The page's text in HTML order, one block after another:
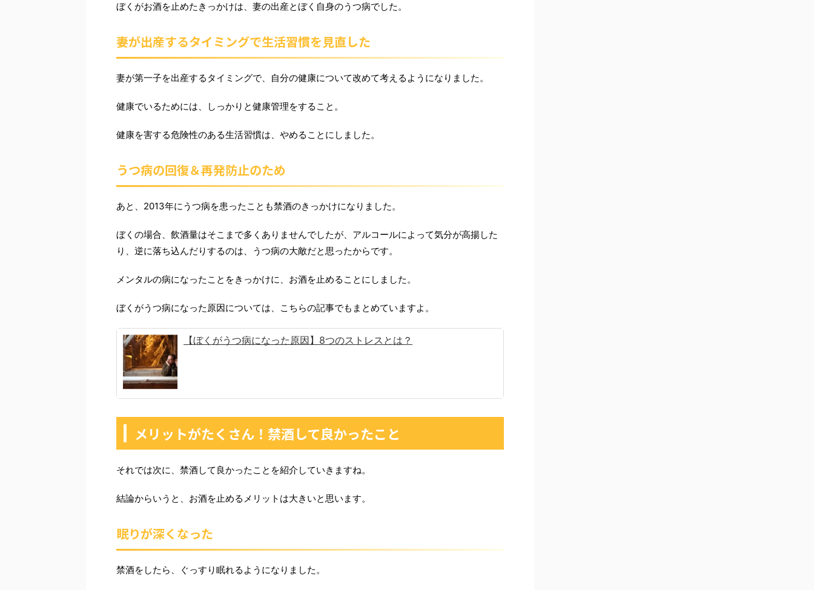
ぼくがお酒を止めたきっかけは、妻の出産とぼく自身のうつ病でした。
妻が出産するタイミングで生活習慣を見直した
妻が第一子を出産するタイミングで、自分の健康について改めて考えるようになりました。
健康でいるためには、しっかりと健康管理をすること。
健康を害する危険性のある生活習慣は、やめることにしました。
うつ病の回復＆再発防止のため
あと、2013年にうつ病を患ったことも禁酒のきっかけになりました。
ぼくの場合、飲酒量はそこまで多くありませんでしたが、アルコールによって気分が高揚した
り、逆に落ち込んだりするのは、うつ病の大敵だと思ったからです。
メンタルの病になったことをきっかけに、お酒を止めることにしました。
ぼくがうつ病になった原因については、こちらの記事でもまとめていますよ。
【ぼくがうつ病になった原因】8つのストレスとは？
メリットがたくさん！禁酒して良かったこと
それでは次に、禁酒して良かったことを紹介していきますね。
結論からいうと、お酒を止めるメリットは大きいと思います。
眠りが深くなった
禁酒をしたら、ぐっすり眠れるようになりました。